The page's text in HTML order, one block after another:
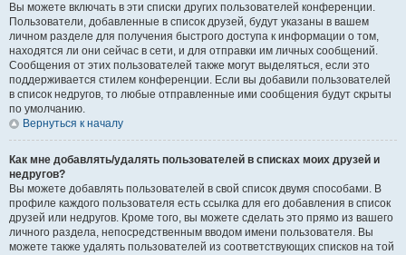
Вы можете включать в эти списки других пользователей конференции.
Пользователи, добавленные в список друзей, будут указаны в вашем
личном разделе для получения быстрого доступа к информации о том,
находятся ли они сейчас в сети, и для отправки им личных сообщений.
Сообщения от этих пользователей также могут выделяться, если это
поддерживается стилем конференции. Если вы добавили пользователей
в список недругов, то любые отправленные ими сообщения будут скрыты
по умолчанию.
Вернуться к началу
Как мне добавлять/удалять пользователей в списках моих друзей и
недругов?
Вы можете добавлять пользователей в свой список двумя способами. В
профиле каждого пользователя есть ссылка для его добавления в список
друзей или недругов. Кроме того, вы можете сделать это прямо из вашего
личного раздела, непосредственным вводом имени пользователя. Вы
можете также удалять пользователей из соответствующих списков на той